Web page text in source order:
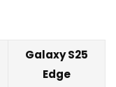
Galaxy S25
Edge